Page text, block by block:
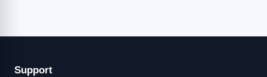
Support